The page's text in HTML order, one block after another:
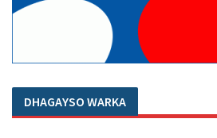
DHAGAYSO WARKA